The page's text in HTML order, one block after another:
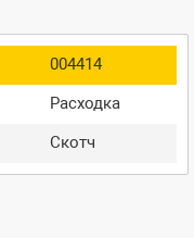
004414
Расходка
Скотч